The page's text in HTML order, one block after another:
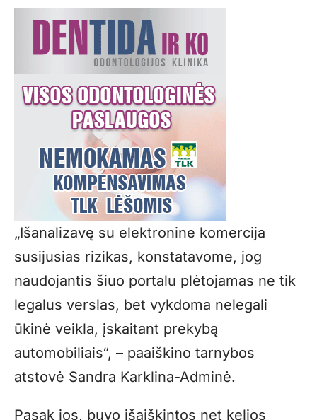
„Išanalizavę su elektronine komercija
susijusias rizikas, konstatavome, jog
naudojantis šiuo portalu plėtojamas ne tik
legalus verslas, bet vykdoma nelegali
ūkinė veikla, įskaitant prekybą
automobiliais“, – paaiškino tarnybos
atstovė Sandra Karklina-Adminė.
Pasak jos, buvo išaiškintos net kelios